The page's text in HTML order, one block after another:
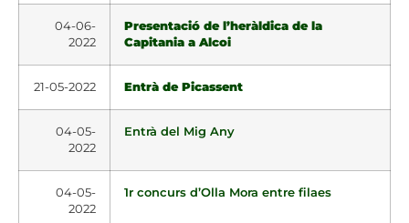
04-06-
2022
Presentació de l’heràldica de la
Capitania a Alcoi
21-05-2022 Entrà de Picassent
04-05-
2022
Entrà del Mig Any
04-05-
2022
1r concurs d’Olla Mora entre filaes